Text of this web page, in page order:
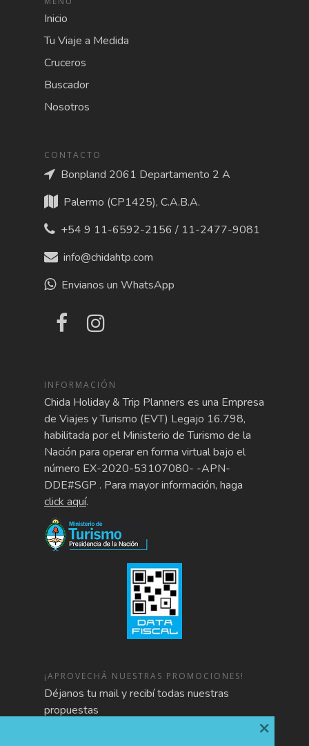
Inicio
Tu Viaje a Medida
Cruceros
Buscador
Nosotros
CONTACTO
Bonpland 2061 Departamento 2 A
Palermo (CP1425), C.A.B.A.
+54 9 11-6592-2156 / 11-2477-9081
info@chidahtp.com
Envianos un WhatsApp
INFORMACIÓN
Chida Holiday & Trip Planners es una Empresa
de Viajes y Turismo (EVT) Legajo 16.798,
habilitada por el Ministerio de Turismo de la
Nación para operar en forma virtual bajo el
número EX-2020-53107080- -APN-
DDE#SGP . Para mayor información, haga
click aquí.
¡APROVECHÁ NUESTRAS PROMOCIONES!
Déjanos tu mail y recibí todas nuestras
propuestas
×